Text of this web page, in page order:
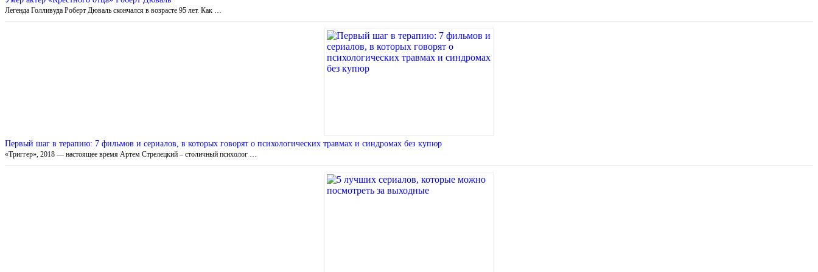
Легенда Голливуда Роберт Дюваль скончался в возрасте 95 лет. Как …
Первый шаг в терапию: 7 фильмов и сериалов, в которых говорят о психологических травмах и синдромах без купюр
«Триггер», 2018 — настоящее время Артем Стрелецкий – столичный психолог …